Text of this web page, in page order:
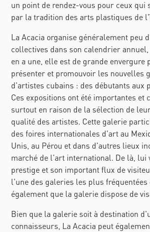
un point de rendez-vous pour ceux qui
par la tradition des arts plastiques de
La Acacia organise généralement peu
collectives dans son calendrier
en a une, elle est de grande envergure
présenter et promouvoir les nouvelles
d'artistes cubains : des débutants aux
Ces expositions ont été importantes et
surtout en raison de la sélection de
qualité des artistes. Cette galerie
des foires internationales d'art au
Unis, au Pérou et dans d'autres lieux
marché de l'art international. De là, lui
prestige et son important flux de
l'une des galeries les plus fréquentées
également que la galerie dispose de
Bien que la galerie soit à destination
connaisseurs, La Acacia peut